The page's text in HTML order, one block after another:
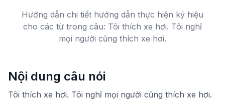
Hướng dẫn chi tiết hướng dẫn thực hiện ký hiệu
cho các từ trong câu: Tôi thích xe hơi. Tôi nghĩ
mọi người cũng thích xe hơi.
Nội dung câu nói
Tôi thích xe hơi. Tôi nghĩ mọi người cũng thích xe hơi.